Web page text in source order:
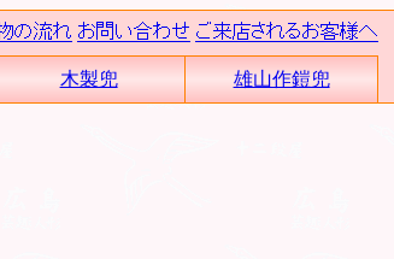
木製兜 雄山作鎧兜